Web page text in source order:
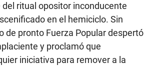
ritual opositor inconducente
en el hemiciclo. Sin
de pronto Fuerza Popular despertó
y proclamó que
iniciativa para remover a la